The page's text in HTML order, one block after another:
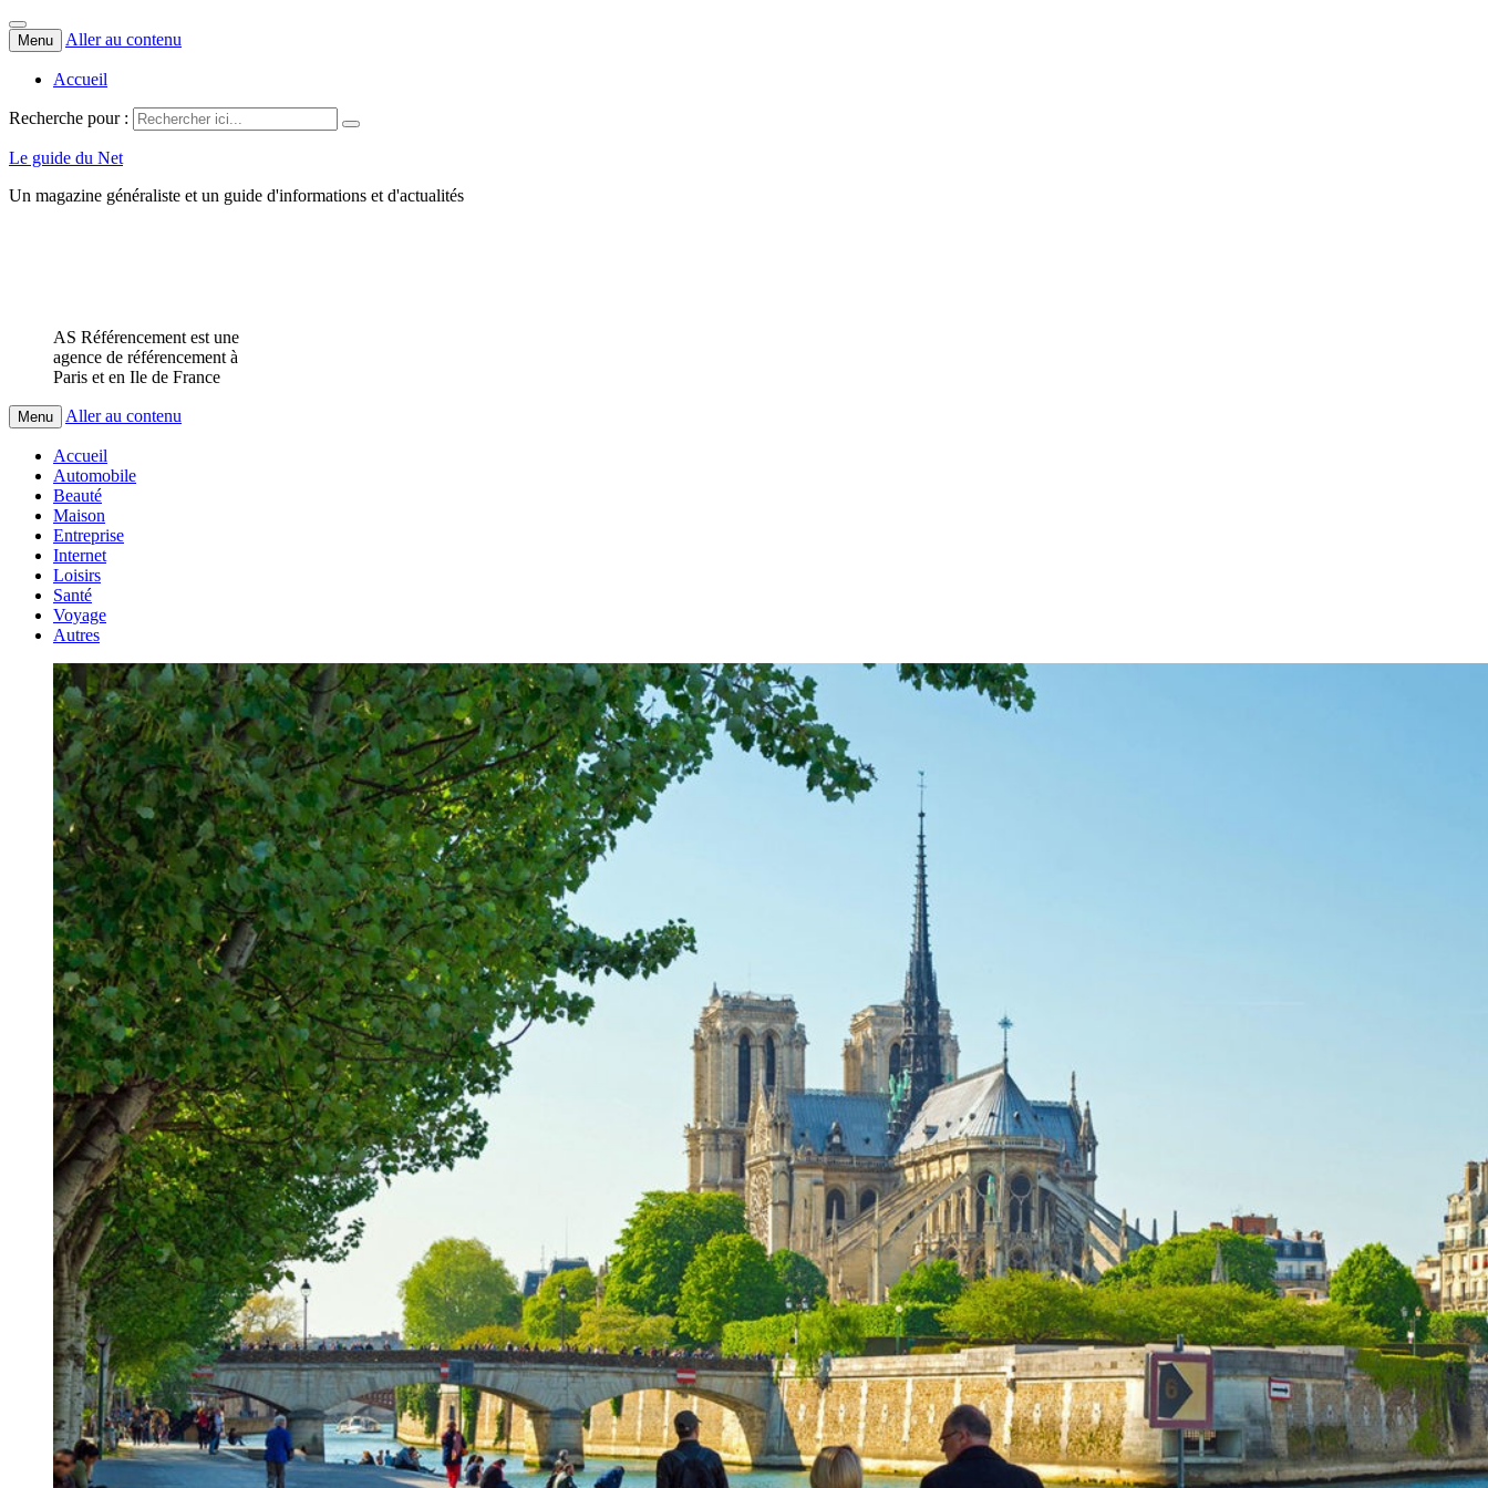
Menu Aller au contenu
Accueil
Recherche pour :
Le guide du Net
Un magazine généraliste et un guide d'informations et d'actualités
AS Référencement est une
agence de référencement à
Paris et en Ile de France
Menu Aller au contenu
Accueil
Automobile
Beauté
Maison
Entreprise
Internet
Loisirs
Santé
Voyage
Autres